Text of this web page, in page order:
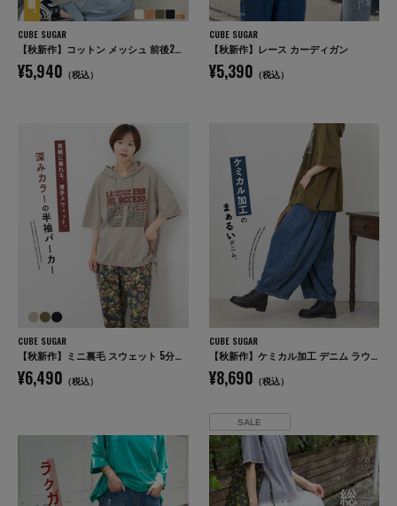
CUBE SUGAR
【秋新作】コットン メッシュ 前後2WAY 切替 プルオーバー
¥5,940 （税込）
CUBE SUGAR
【秋新作】レース カーディガン
¥5,390 （税込）
CUBE SUGAR
【秋新作】ミニ裏毛 スウェット 5分袖 プルオーバーパーカー
¥6,490 （税込）
CUBE SUGAR
【秋新作】ケミカル加工 デニム ラウンド切替 バルーンパンツ
¥8,690 （税込）
SALE